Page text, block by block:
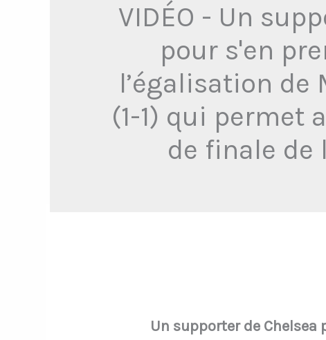
VIDÉO - Un
pour s'en
l’égalisation
(1-1) qui permet
de finale de
Un supporter de Chelsea